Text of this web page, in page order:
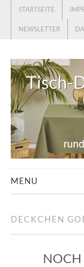
STARTSEITE
NEWSLETTER
MENU
ÜBER UNS
DECKCHEN
NOCH